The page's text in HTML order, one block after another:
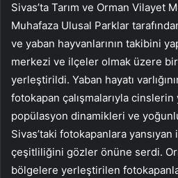
Sivas’ta Tarım ve Orman Vilayet
Muhafaza Ulusal Parklar
ve yaban hayvanlarının takibini
merkezi ve ilçeler olmak üzere
yerleştirildi. Yaban hayatı
fotokapan çalışmalarıyla cinslerin
popülasyon dinamikleri ve
Sivas’taki fotokapanlara yansıyan
çeşitliliğini gözler önüne serdi.
bölgelere yerleştirilen